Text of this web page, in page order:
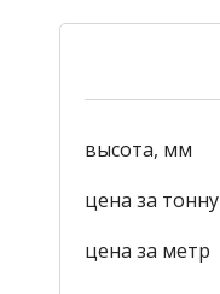
высота, мм
цена за тонну
цена за метр